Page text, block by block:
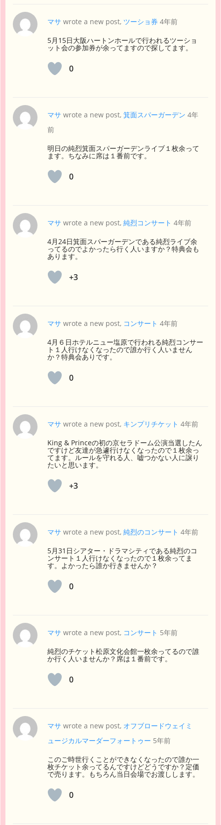
マサ wrote a new post, ツーショ券 4年前
5月15日大阪ハートンホールで行われるツーショ
ット会の参加券が余ってますので探してます。
0
マサ wrote a new post, 箕面スパーガーデン 4年
前
明日の純烈箕面スパーガーデンライブ１枚余って
ます。ちなみに席は１番前です。
0
マサ wrote a new post, 純烈コンサート 4年前
4月24日箕面スパーガーデンである純烈ライブ余
ってるのでよかったら行く人いますか？特典会も
あります。
+3
マサ wrote a new post, コンサート 4年前
4月６日ホテルニュー塩原で行われる純烈コンサー
ト１人行けなくなったので誰か行く人いません
か？特典会ありです。
0
マサ wrote a new post, キンプリチケット 4年前
King & Princeの初の京セラドーム公演当選したん
ですけど友達が急遽行けなくなったので１枚余っ
てます。ルールを守れる人、嘘つかない人に譲り
たいと思います。
+3
マサ wrote a new post, 純烈のコンサート 4年前
5月31日シアター・ドラマシティである純烈のコ
ンサート１人行けなくなったので１枚余ってま
す。よかったら誰か行きませんか？
0
マサ wrote a new post, コンサート 5年前
純烈のチケット松原文化会館一枚余ってるので誰
か行く人いませんか？席は１番前です。
0
マサ wrote a new post, オフブロードウェイミ
ュージカルマーダーフォートゥー 5年前
このご時世行くことができなくなったので誰か一
枚チケット余ってるんですけどどうですか？定価
で売ります。もちろん当日会場でお渡しします。
0